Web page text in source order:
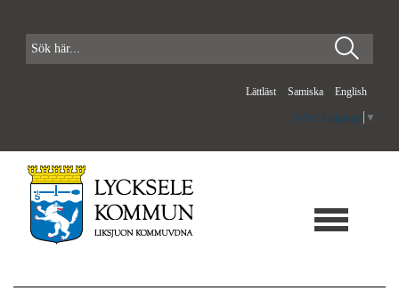
Lättläst Samiska English
Select Language ▼